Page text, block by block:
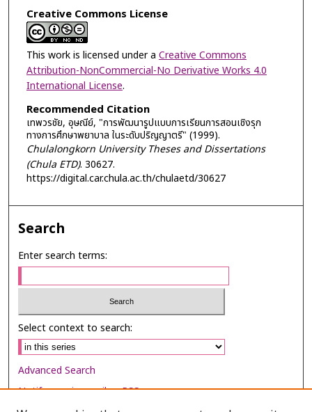
Creative Commons License
This work is licensed under a Creative Commons
Attribution-NonCommercial-No Derivative Works 4.0
International License.
Recommended Citation
เทพวรชัย, อุษณีย์, "การพัฒนารูปแบบการเรียนการสอนเชิงรุก
ทางการศึกษาพยาบาล ในระดับปริญญาตรี" (1999).
Chulalongkorn University Theses and Dissertations
(Chula ETD). 30627.
https://digital.car.chula.ac.th/chulaetd/30627
Search
Enter search terms:
Select context to search:
Advanced Search
Notify me via email orRSS